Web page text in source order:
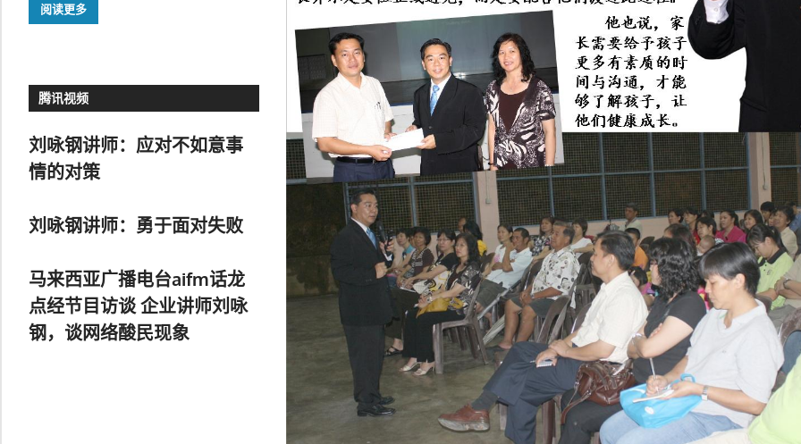
阅读更多
腾讯视频
刘咏钢讲师：应对不如意事
情的对策
刘咏钢讲师：勇于面对失败
马来西亚广播电台aifm话龙
点经节目访谈 企业讲师刘咏
钢，谈网络酸民现象